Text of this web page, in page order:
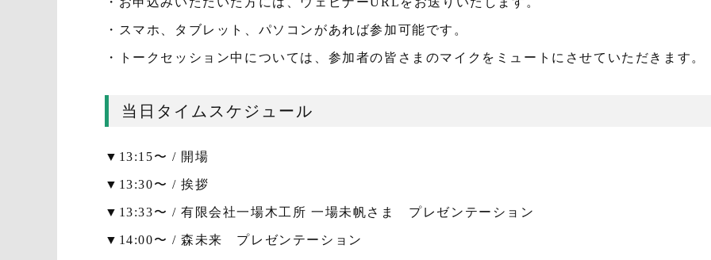
・スマホ、タブレット、パソコンがあれば参加可能です。
・トークセッション中については、参加者の皆さまのマイクをミュートにさせていただきます。
当日タイムスケジュール
▼13:15〜 / 開場
▼13:30〜 / 挨拶
▼13:33〜 / 有限会社一場木工所 一場未帆さま プレゼンテーション
▼14:00〜 / 森未来 プレゼンテーション